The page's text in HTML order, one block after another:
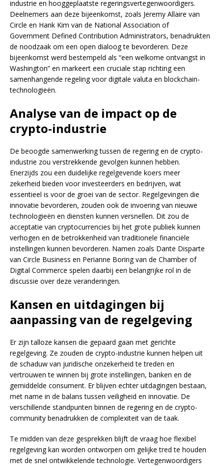
industrie en hooggeplaatste regeringsvertegenwoordigers.
Deelnemers aan deze bijeenkomst, zoals Jeremy Allaire van
Circle en Hank Kim van de National Association of
Government Defined Contribution Administrators, benadrukten
de noodzaak om een open dialoog te bevorderen. Deze
bijeenkomst werd bestempeld als “een welkome ontvangst in
Washington” en markeert een cruciale stap richting een
samenhangende regeling voor digitale valuta en blockchain-
technologieën.
Analyse van de impact op de
crypto-industrie
De beoogde samenwerking tussen de regering en de crypto-
industrie zou verstrekkende gevolgen kunnen hebben.
Enerzijds zou een duidelijke regelgevende koers meer
zekerheid bieden voor investeerders en bedrijven, wat
essentieel is voor de groei van de sector. Regelgevingen die
innovatie bevorderen, zouden ook de invoering van nieuwe
technologieën en diensten kunnen versnellen. Dit zou de
acceptatie van cryptocurrencies bij het grote publiek kunnen
verhogen en de betrokkenheid van traditionele financiële
instellingen kunnen bevorderen. Namen zoals Dante Disparte
van Circle Business en Perianne Boring van de Chamber of
Digital Commerce spelen daarbij een belangrijke rol in de
discussie over deze veranderingen.
Kansen en uitdagingen bij
aanpassing van de regelgeving
Er zijn talloze kansen die gepaard gaan met gerichte
regelgeving. Ze zouden de crypto-industrie kunnen helpen uit
de schaduw van juridische onzekerheid te treden en
vertrouwen te winnen bij grote instellingen, banken en de
gemiddelde consument. Er blijven echter uitdagingen bestaan,
met name in de balans tussen veiligheid en innovatie. De
verschillende standpunten binnen de regering en de crypto-
community benadrukken de complexiteit van de taak.
Te midden van deze gesprekken blijft de vraag hoe flexibel
regelgeving kan worden ontworpen om gelijke tred te houden
met de snel ontwikkelende technologie. Vertegenwoordigers